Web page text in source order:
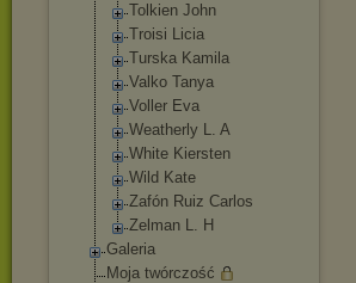
Tolkien John
Troisi Licia
Turska Kamila
Valko Tanya
Voller Eva
Weatherly L. A
White Kiersten
Wild Kate
Zafón Ruiz Carlos
Zelman L. H
Galeria
Moja twórczość